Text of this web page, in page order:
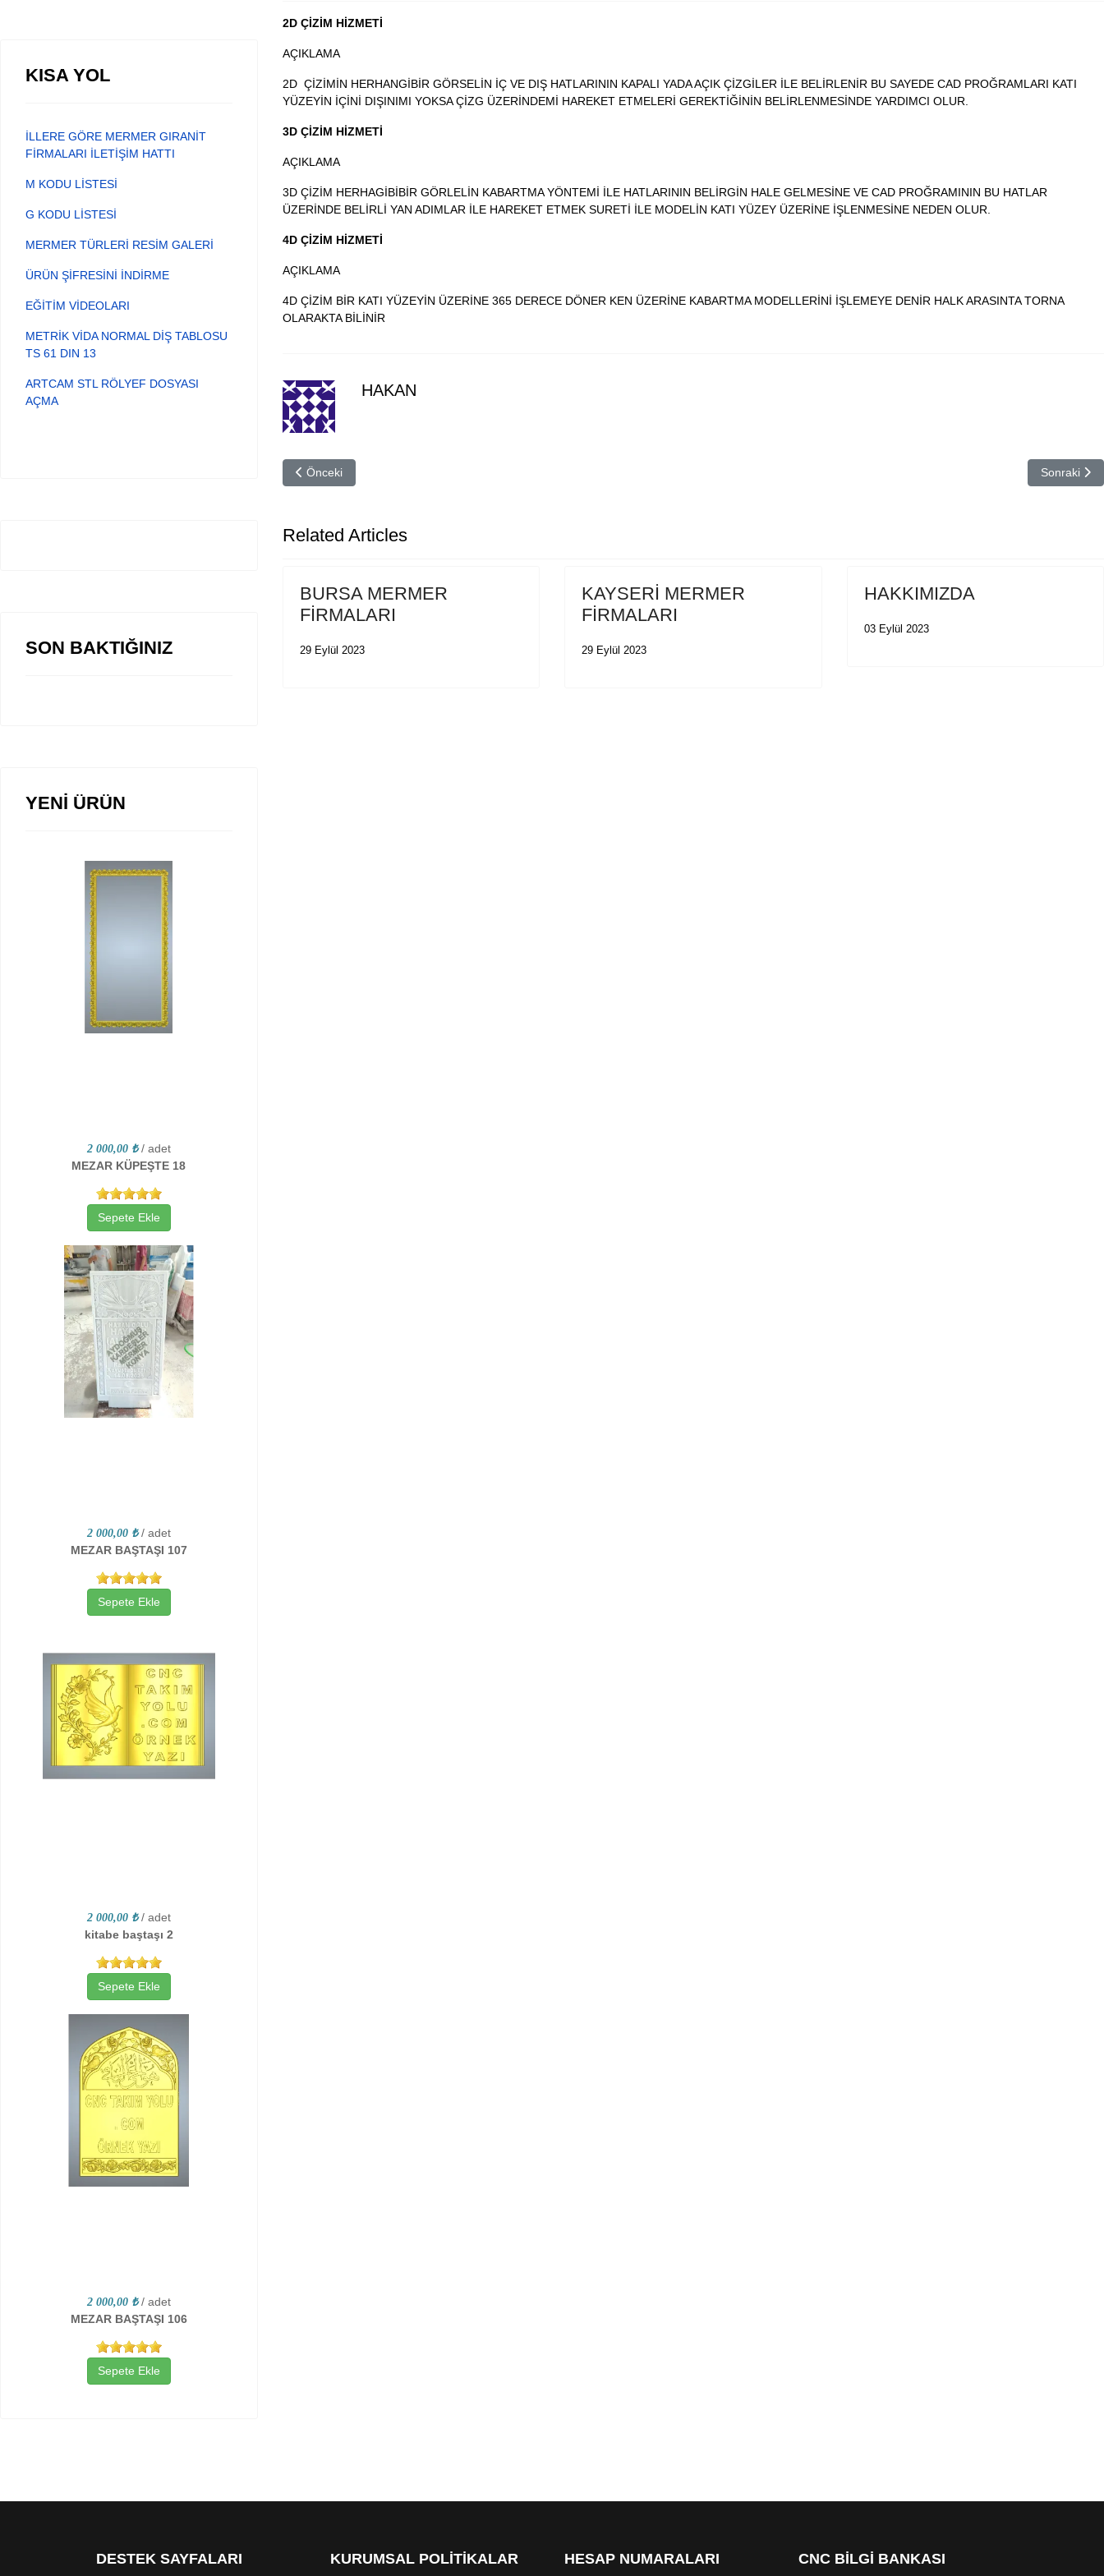
KISA YOL
İLLERE GÖRE MERMER GIRANİT
FİRMALARI İLETİŞİM HATTI
M KODU LİSTESİ
G KODU LİSTESİ
MERMER TÜRLERİ RESİM GALERİ
ÜRÜN ŞİFRESİNİ İNDİRME
EĞİTİM VİDEOLARI
METRİK VİDA NORMAL DİŞ TABLOSU
TS 61 DIN 13
ARTCAM STL RÖLYEF DOSYASI
AÇMA
SON BAKTIĞINIZ
YENİ ÜRÜN
2 000,00 ₺ / adet
MEZAR KÜPEŞTE 18
Sepete Ekle
2 000,00 ₺ / adet
MEZAR BAŞTAŞI 107
Sepete Ekle
2 000,00 ₺ / adet
kitabe baştaşı 2
Sepete Ekle
2 000,00 ₺ / adet
MEZAR BAŞTAŞI 106
Sepete Ekle
2D ÇİZİM HİZMETİ
AÇIKLAMA
2D ÇİZİMİN HERHANGİBİR GÖRSELİN İÇ VE DIŞ HATLARININ KAPALI YADA AÇIK ÇİZGİLER İLE BELİRLENİR BU SAYEDE CAD PROĞRAMLARI KATI
YÜZEYİN İÇİNİ DIŞINIMI YOKSA ÇİZG ÜZERİNDEMİ HAREKET ETMELERİ GEREKTİĞİNİN BELİRLENMESİNDE YARDIMCI OLUR.
3D ÇİZİM HİZMETİ
AÇIKLAMA
3D ÇİZİM HERHAGİBİBİR GÖRLELİN KABARTMA YÖNTEMİ İLE HATLARININ BELİRGİN HALE GELMESİNE VE CAD PROĞRAMININ BU HATLAR
ÜZERİNDE BELİRLİ YAN ADIMLAR İLE HAREKET ETMEK SURETİ İLE MODELİN KATI YÜZEY ÜZERİNE İŞLENMESİNE NEDEN OLUR.
4D ÇİZİM HİZMETİ
AÇIKLAMA
4D ÇİZİM BİR KATI YÜZEYİN ÜZERİNE 365 DERECE DÖNER KEN ÜZERİNE KABARTMA MODELLERİNİ İŞLEMEYE DENİR HALK ARASINTA TORNA
OLARAKTA BİLİNİR
HAKAN
Önceki makale: MALATYA MERMER FİRMALARI
Önceki Sonraki
Sonraki
Related Articles
BURSA MERMER
FİRMALARI
29 Eylül 2023
KAYSERİ MERMER
FİRMALARI
29 Eylül 2023
HAKKIMIZDA
03 Eylül 2023
DESTEK SAYFALARI KURUMSAL POLİTİKALAR HESAP NUMARALARI CNC BİLGİ BANKASI